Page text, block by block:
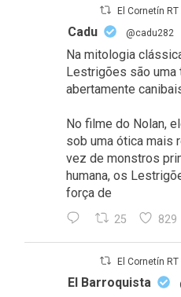
El Cornetín RT
Cadu @cadu282
Na mitologia
Lestrigões são
abertamente
No filme do Nolan,
sob uma ótica mais
vez de monstros
humana, os
força de
25 829
El Cornetín RT
El Barroquista